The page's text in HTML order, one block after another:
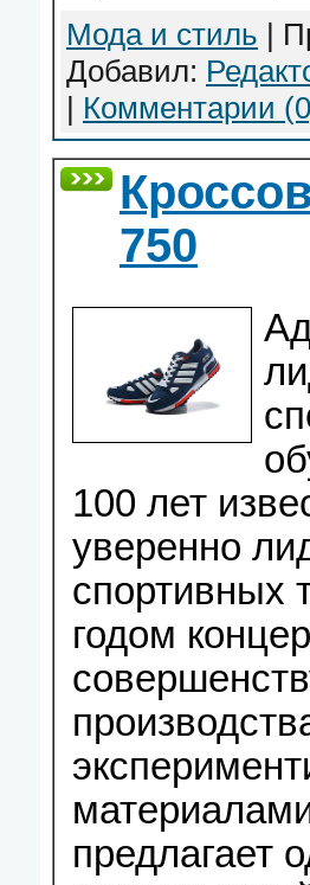
Мода и стиль |
Добавил:
| Комментарии
750
100 лет
уверенно
спортивных
годом
предлагает